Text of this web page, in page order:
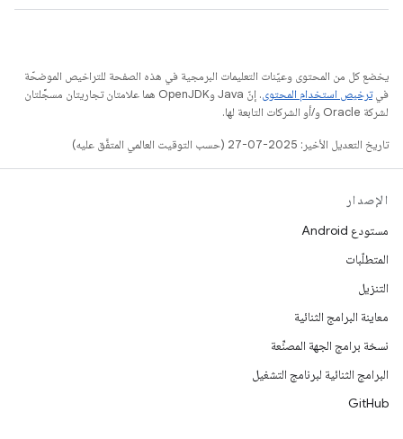
يخضع كل من المحتوى وعيّنات التعليمات البرمجية في هذه الصفحة للتراخيص الموضحّة
فيترخيص استخدام المحتوى
. إنّ Java وOpenJDK هما علامتان تجاريتان مسجَّلتان
لشركة Oracle و/أو الشركات التابعة لها.
تاريخ التعديل الأخير: 2025-07-27 (حسب التوقيت العالمي المتفَّق عليه)
الإصدار
مستودع Android
المتطلّبات
التنزيل
معاينة البرامج الثنائية
نسخة برامج الجهة المصنِّعة
البرامج الثنائية لبرنامج التشغيل
GitHub